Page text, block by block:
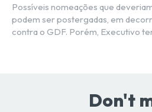
Possíveis nomeações que
podem ser postergadas, em
contra o GDF. Porém, Executivo
Don't